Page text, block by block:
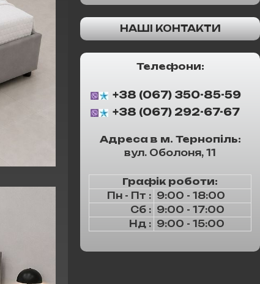
НАШІ КОНТАКТИ
Телефони:
+38 (067) 350-85-59
+38 (067) 292-67-67
Адреса в м. Тернопіль:
вул. Оболоня, 11
Графік роботи:
Пн - Пт : 9:00 - 18:00
Сб : 9:00 - 17:00
Нд : 9:00 - 15:00